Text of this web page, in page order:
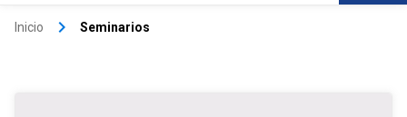
Inicio keyboard_arrow_right Seminarios